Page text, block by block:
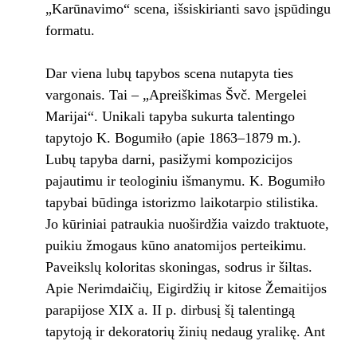
„Karūnavimo“ scena, išsiskirianti savo įspūdingu
formatu.
Dar viena lubų tapybos scena nutapyta ties
vargonais. Tai – „Apreiškimas Švč. Mergelei
Marijai“. Unikali tapyba sukurta talentingo
tapytojo K. Bogumiło (apie 1863–1879 m.).
Lubų tapyba darni, pasižymi kompozicijos
pajautimu ir teologiniu išmanymu. K. Bogumiło
tapybai būdinga istorizmo laikotarpio stilistika.
Jo kūriniai patraukia nuoširdžia vaizdo traktuote,
puikiu žmogaus kūno anatomijos perteikimu.
Paveikslų koloritas skoningas, sodrus ir šiltas.
Apie Nerimdaičių, Eigirdžių ir kitose Žemaitijos
parapijose XIX a. II p. dirbusį šį talentingą
tapytoją ir dekoratorių žinių nedaug yralikę. Ant